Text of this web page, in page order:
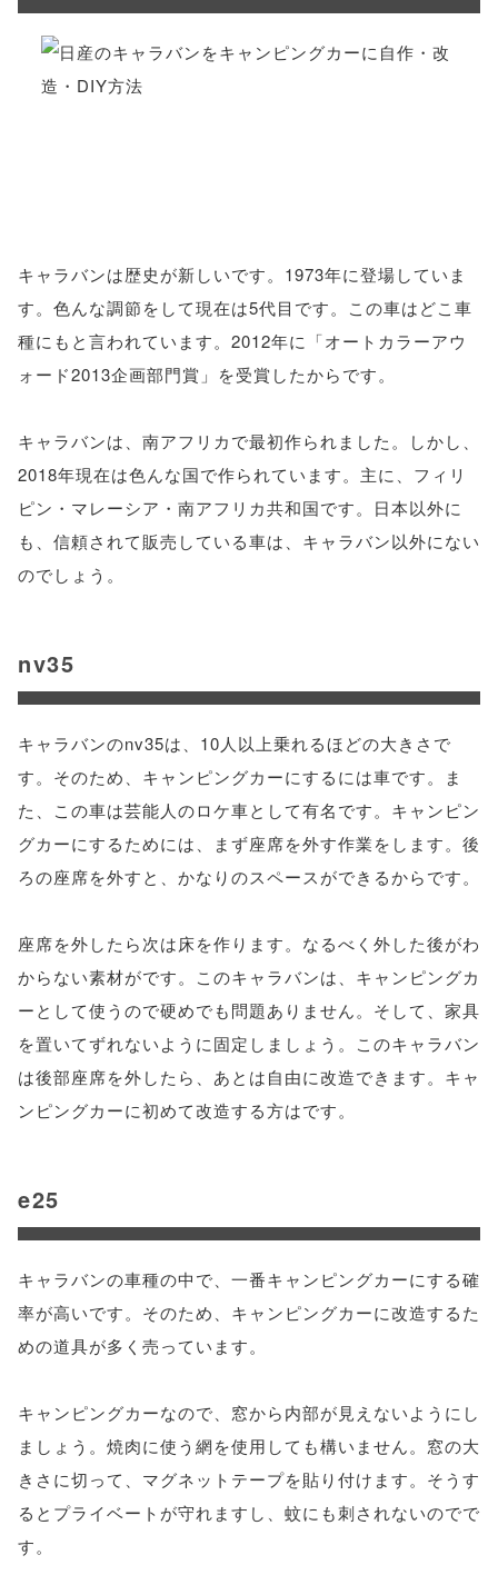
キャラバンは歴史が新しいです。1973年に登場していま
す。色んな調節をして現在は5代目です。この車はどこ車
種にもと言われています。2012年に「オートカラーアウ
ォード2013企画部門賞」を受賞したからです。
キャラバンは、南アフリカで最初作られました。しかし、
2018年現在は色んな国で作られています。主に、フィリ
ピン・マレーシア・南アフリカ共和国です。日本以外に
も、信頼されて販売している車は、キャラバン以外にない
のでしょう。
nv35
キャラバンのnv35は、10人以上乗れるほどの大きさで
す。そのため、キャンピングカーにするには車です。ま
た、この車は芸能人のロケ車として有名です。キャンピン
グカーにするためには、まず座席を外す作業をします。後
ろの座席を外すと、かなりのスペースができるからです。
座席を外したら次は床を作ります。なるべく外した後がわ
からない素材がです。このキャラバンは、キャンピングカ
ーとして使うので硬めでも問題ありません。そして、家具
を置いてずれないように固定しましょう。このキャラバン
は後部座席を外したら、あとは自由に改造できます。キャ
ンピングカーに初めて改造する方はです。
e25
キャラバンの車種の中で、一番キャンピングカーにする確
率が高いです。そのため、キャンピングカーに改造するた
めの道具が多く売っています。
キャンピングカーなので、窓から内部が見えないようにし
ましょう。焼肉に使う網を使用しても構いません。窓の大
きさに切って、マグネットテープを貼り付けます。そうす
るとプライベートが守れますし、蚊にも刺されないのでで
す。